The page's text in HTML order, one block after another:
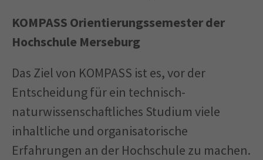
KOMPASS Orientierungssemester der
Hochschule Merseburg
Das Ziel von KOMPASS ist es, vor der
Entscheidung für ein technisch-
naturwissenschaftliches Studium viele
inhaltliche und organisatorische
Erfahrungen an der Hochschule zu machen.